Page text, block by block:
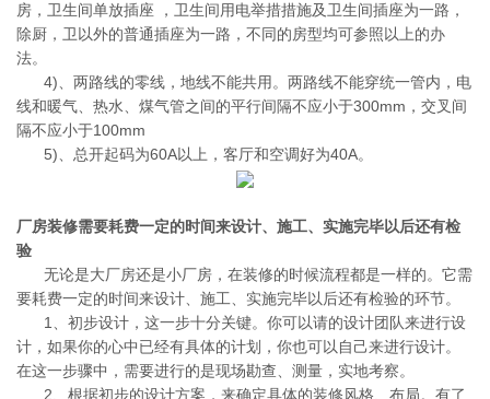
房，卫生间单放插座 ，卫生间用电举措措施及卫生间插座为一路，
除厨，卫以外的普通插座为一路，不同的房型均可参照以上的办
法。
4)、两路线的零线，地线不能共用。两路线不能穿统一管内，电
线和暖气、热水、煤气管之间的平行间隔不应小于300mm，交叉间
隔不应小于100mm
5)、总开起码为60A以上，客厅和空调好为40A。
厂房装修需要耗费一定的时间来设计、施工、实施完毕以后还有检
验
无论是大厂房还是小厂房，在装修的时候流程都是一样的。它需
要耗费一定的时间来设计、施工、实施完毕以后还有检验的环节。
1、初步设计，这一步十分关键。你可以请的设计团队来进行设
计，如果你的心中已经有具体的计划，你也可以自己来进行设计。
在这一步骤中，需要进行的是现场勘查、测量，实地考察。
2、根据初步的设计方案，来确定具体的装修风格、布局。有了